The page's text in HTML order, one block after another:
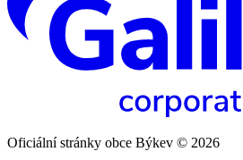
Oficiální stránky obce Býkev © 2026